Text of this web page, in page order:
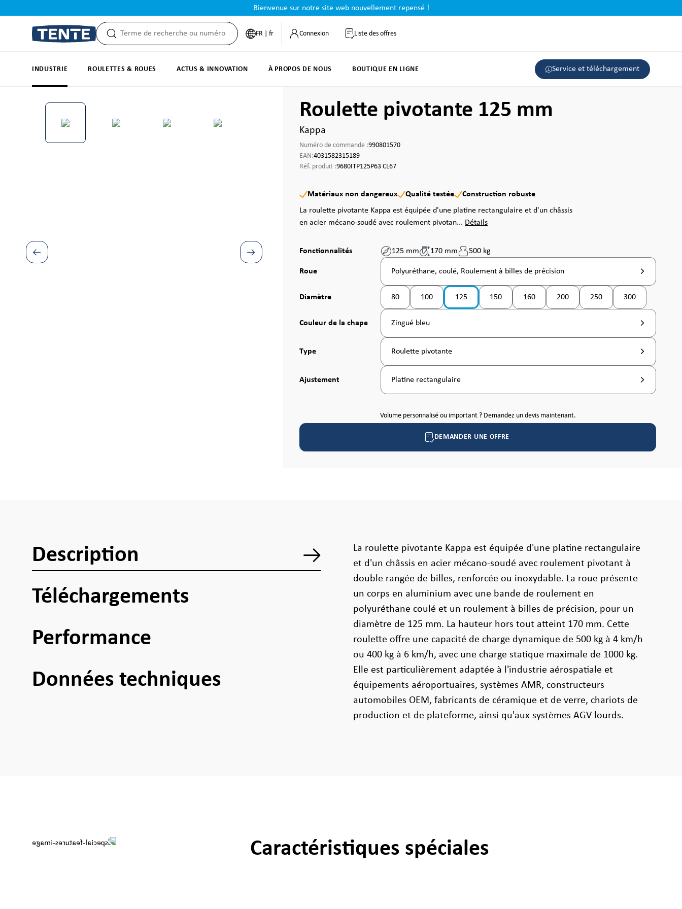
Bienvenue sur notre site web nouvellement repensé !
FR | fr Connexion Liste des offres
INDUSTRIE ROULETTES & ROUES ACTUS & INNOVATION À PROPOS DE NOUS BOUTIQUE EN LIGNE Service et téléchargement
Ignorer la galerie d'images Roulette pivotante 125 mm
Kappa
Numéro de commande :990801570
EAN:4031582315189
Réf. produit :9680ITP125P63 CL67
Matériaux non dangereux Qualité testée
Construction robuste
La roulette pivotante Kappa est équipée d'une platine rectangulaire et d'un châssis
en acier mécano-soudé avec roulement pivotan... Détails
Fonctionnalités 125 mm 170 mm 500 kg
Sélectionnez
Roue Polyuréthane, coulé, Roulement à billes de précision
Sélectionnez
Diamètre 80
(Cette option n'est pas disponible pour le moment. )
100 125 150
(Cette option n'est pas disponible pour le moment. )
160 200 250 300
(Cette option
Sélectionnez
Couleur de la chape Zingué bleu
Sélectionnez
Type Roulette pivotante
Sélectionnez
Ajustement Platine rectangulaire
Volume personnalisé ou important ? Demandez un devis maintenant.
DEMANDER UNE OFFRE
Description
Téléchargements
Performance
Données techniques
La roulette pivotante Kappa est équipée d'une platine rectangulaire
et d'un châssis en acier mécano-soudé avec roulement pivotant à
double rangée de billes, renforcée ou inoxydable. La roue présente
un corps en aluminium avec une bande de roulement en
polyuréthane coulé et un roulement à billes de précision, pour un
diamètre de 125 mm. La hauteur hors tout atteint 170 mm. Cette
roulette offre une capacité de charge dynamique de 500 kg à 4 km/h
ou 400 kg à 6 km/h, avec une charge statique maximale de 1000 kg.
Elle est particulièrement adaptée à l'industrie aérospatiale et
équipements aéroportuaires, systèmes AMR, constructeurs
automobiles OEM, fabricants de céramique et de verre, chariots de
production et de plateforme, ainsi qu'aux systèmes AGV lourds.
Caractéristiques spéciales